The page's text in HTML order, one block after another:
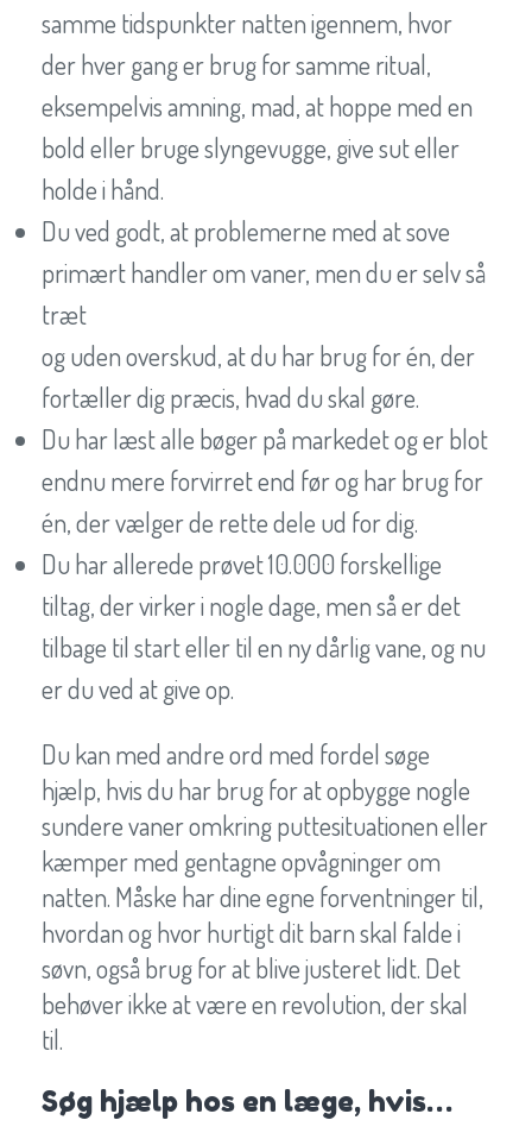
samme tidspunkter natten igennem, hvor
der hver gang er brug for samme ritual,
eksempelvis amning, mad, at hoppe med en
bold eller bruge slyngevugge, give sut eller
holde i hånd.
Du ved godt, at problemerne med at sove
primært handler om vaner, men du er selv så
træt
og uden overskud, at du har brug for én, der
fortæller dig præcis, hvad du skal gøre.
Du har læst alle bøger på markedet og er blot
endnu mere forvirret end før og har brug for
én, der vælger de rette dele ud for dig.
Du har allerede prøvet 10.000 forskellige
tiltag, der virker i nogle dage, men så er det
tilbage til start eller til en ny dårlig vane, og nu
er du ved at give op.
Du kan med andre ord med fordel søge
hjælp, hvis du har brug for at opbygge nogle
sundere vaner omkring puttesituationen eller
kæmper med gentagne opvågninger om
natten. Måske har dine egne forventninger til,
hvordan og hvor hurtigt dit barn skal falde i
søvn, også brug for at blive justeret lidt. Det
behøver ikke at være en revolution, der skal
til.
Søg hjælp hos en læge, hvis…